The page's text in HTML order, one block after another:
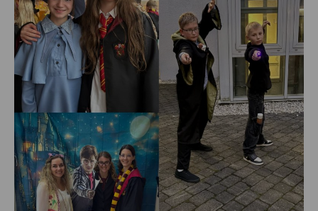
Saga
am
St.
Willi